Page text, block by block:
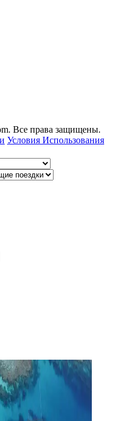
Все права защищены.
Условия Использования